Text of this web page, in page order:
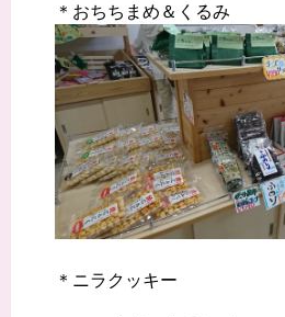
＊おちちまめ＆くるみ
＊ニラクッキー